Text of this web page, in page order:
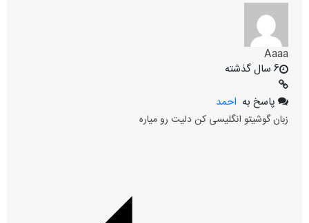
Aaaa
6 سال گذشته
پاسخ به احمد
زبان گوشیتو انگلیسی کن دلیت رو میاره